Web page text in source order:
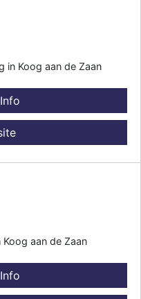
in Koog aan de Zaan
aan de Zaan